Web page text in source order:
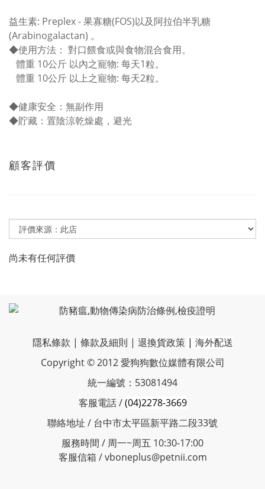
益生素: Preplex - 果寡糖(FOS)以及阿拉伯半乳糖
(Arabinogalactan) 。
◆使用方法： 對口餵食或與食物混合食用。
體重 10公斤 以內之寵物: 每天1粒。
體重 10公斤 以上之寵物: 每天2粒。
◆健康安全：無副作用
◆貯藏：置陰涼乾燥處，避光
顧客評價
尚未有任何評價
隱私條款 | 條款及細則 | 退換貨政策 | 海外配送
Copyright © 2012 愛狗狗數位媒體有限公司
統一編號：53081494
客服電話 /(04)2278-3669
聯絡地址 / 台中市太平區新平路二段33號
服務時間 / 周一~周五 10:30-17:00
客服信箱 / vboneplus@petnii.com